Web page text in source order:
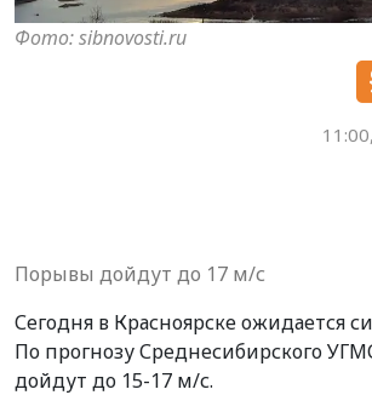
Фото: sibnovosti.ru
11:00,
Порывы дойдут до 17 м/с
Сегодня в Красноярске ожидается
По прогнозу Среднесибирского
дойдут до 15-17 м/с.